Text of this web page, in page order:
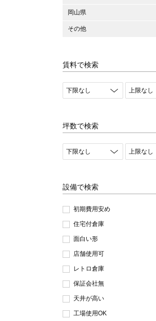
岡山県
その他
賃料で検索
坪数で検索
設備で検索
初期費用安め
住宅付倉庫
面白い形
店舗使用可
レトロ倉庫
保証会社無
天井が高い
工場使用OK